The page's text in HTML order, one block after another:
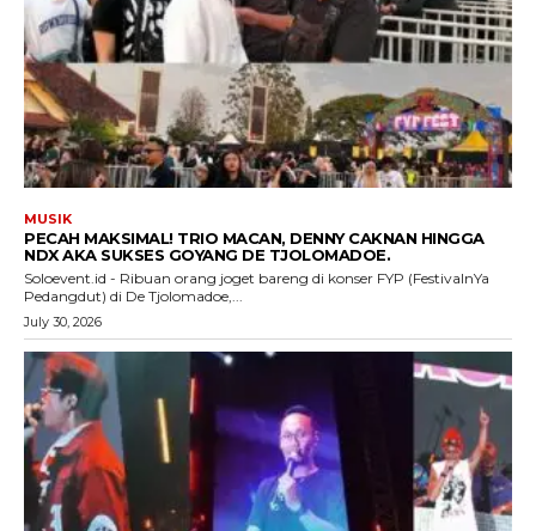
MUSIK
PECAH MAKSIMAL! TRIO MACAN, DENNY CAKNAN HINGGA
NDX AKA SUKSES GOYANG DE TJOLOMADOE.
Soloevent.id - Ribuan orang joget bareng di konser FYP (FestivalnYa
Pedangdut) di De Tjolomadoe,...
July 30, 2026